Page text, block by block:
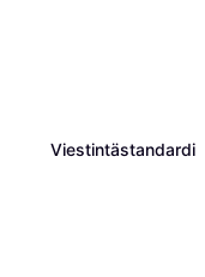
Viestintästandardi